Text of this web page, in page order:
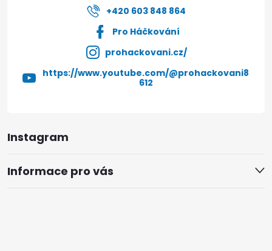
Instagram
Informace pro vás
+420 603 848 864
Pro Háčkování
prohackovani.cz/
https://www.youtube.com/@prohackovani8
612